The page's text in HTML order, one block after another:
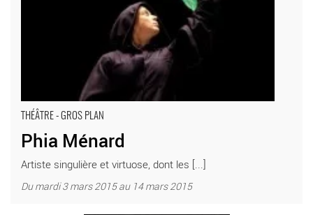
THÉÂTRE - GROS PLAN
Phia Ménard
Artiste singulière et virtuose, dont les [...]
Du mardi 3 mars 2015 au 14 mars 2015